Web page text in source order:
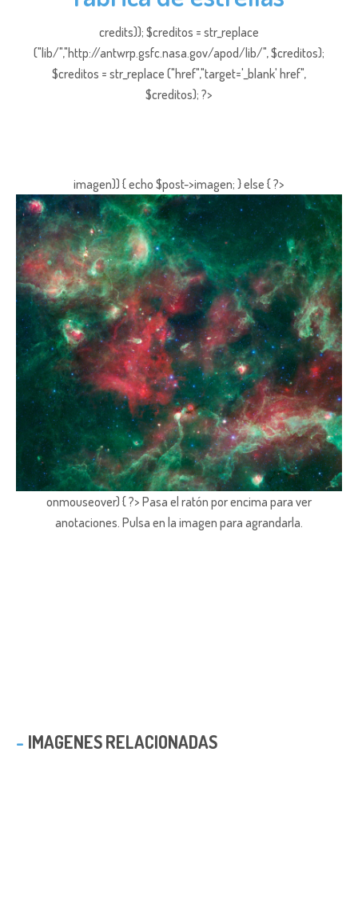
credits)); $creditos = str_replace
("lib/","http://antwrp.gsfc.nasa.gov/apod/lib/", $creditos);
$creditos = str_replace ("href","target='_blank' href",
$creditos); ?>
imagen)) { echo $post->imagen; } else { ?>
onmouseover) { ?> Pasa el ratón por encima para ver
anotaciones. Pulsa en la imagen para agrandarla.
IMAGENES RELACIONADAS